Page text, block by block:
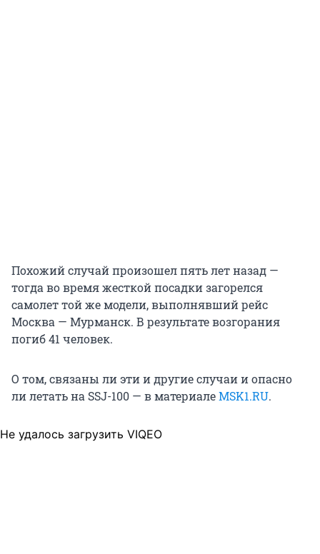
Похожий случай произошел пять лет назад —
тогда во время жесткой посадки загорелся
самолет той же модели, выполнявший рейс
Москва — Мурманск. В результате возгорания
погиб 41 человек.
О том, связаны ли эти и другие случаи и опасно
ли летатьна SSJ-100 — в материалеMSK1.RU.
Не удалось загрузить VIQEO